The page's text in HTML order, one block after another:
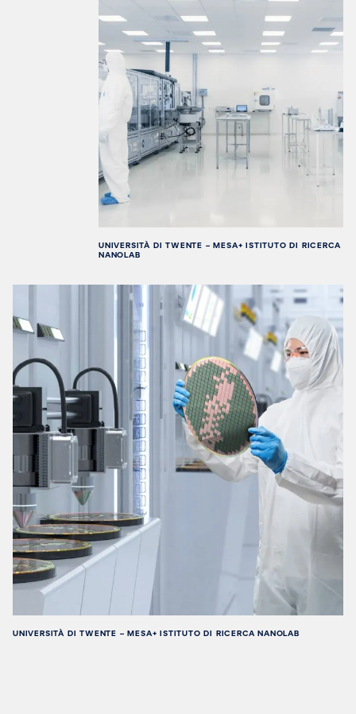
UNIVERSITÀ DI TWENTE – MESA+ ISTITUTO DI RICERCA
NANOLAB
UNIVERSITÀ DI TWENTE – MESA+ ISTITUTO DI RICERCA NANOLAB